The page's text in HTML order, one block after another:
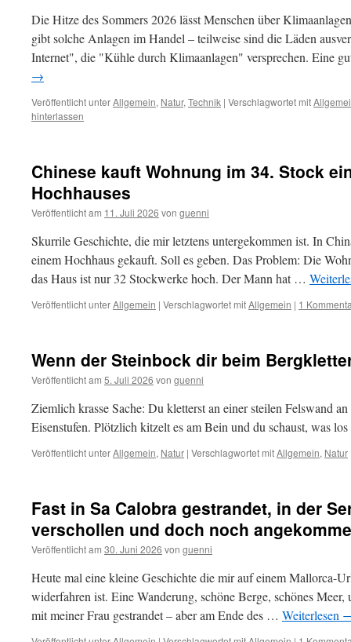
Die Hitze des Sommers 2026 lässt Menschen über
gibt solche Anlagen im Handel – teilweise sind die Läden
Internet", die "Kühle durch Klimaanlagen" versprechen. Eine
→
Veröffentlicht unterAllgemein, Natur, Technik | Verschlagwortet mit
hinterlassen
Chinese kauft Wohnung im 34. Stock
Hochhauses
Veröffentlicht am 11. Juli 2026 von guenni
Skurrile Geschichte, die mir letztens untergekommen ist. In
einem Hochhaus gekauft. Soll es geben. Das Problem: Die
das Haus ist nur 32 Stockwerke hoch. Der Mann hat …
Veröffentlicht unterAllgemein | Verschlagwortet mitAllgemein | 1
Wenn der Steinbock dir beim
Veröffentlicht am 5. Juli 2026 von guenni
Ziemlich krasse Sache: Du kletterst an einer steilen Felswand
Eisenstufen. Plötzlich kitzelt es am Bein und du schaust, was
Veröffentlicht unterAllgemein, Natur | Verschlagwortet mitAllgemein, Natur
Fast in Sa Calobra gestrandet, in der
verschollen und doch noch
Veröffentlicht am 30. Juni 2026 von guenni
Heute mal eine kleine Geschichte die mir auf einem Mallorca-
widerfahren ist. Eine Wanderung, schöne Berge, schönes
mit meiner Frau gestrandet – aber am Ende des … Weiterlesen